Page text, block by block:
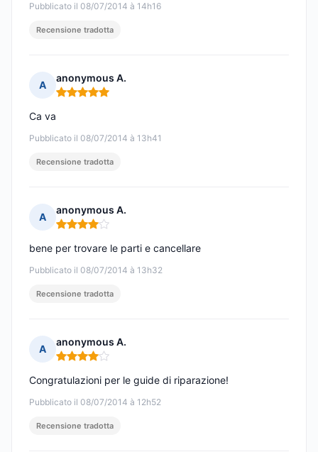
Pubblicato il 08/07/2014 à 14h16
Recensione tradotta
A
anonymous A.
Nota: 5 su 5
Pubblicato il 08/07/2014 à 13h41
Ca va
Recensione tradotta
A
anonymous A.
Nota: 4 su 5
Pubblicato il 08/07/2014 à 13h32
bene per trovare le parti e cancellare
Recensione tradotta
A
anonymous A.
Nota: 4 su 5
Pubblicato il 08/07/2014 à 12h52
Congratulazioni per le guide di riparazione!
Recensione tradotta